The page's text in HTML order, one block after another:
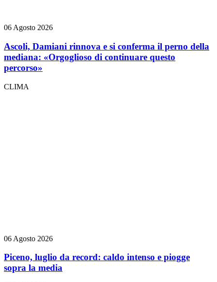
06 Agosto 2026
Ascoli, Damiani rinnova e si conferma il perno della
mediana: «Orgoglioso di continuare questo
percorso»
CLIMA
06 Agosto 2026
Piceno, luglio da record: caldo intenso e piogge
sopra la media